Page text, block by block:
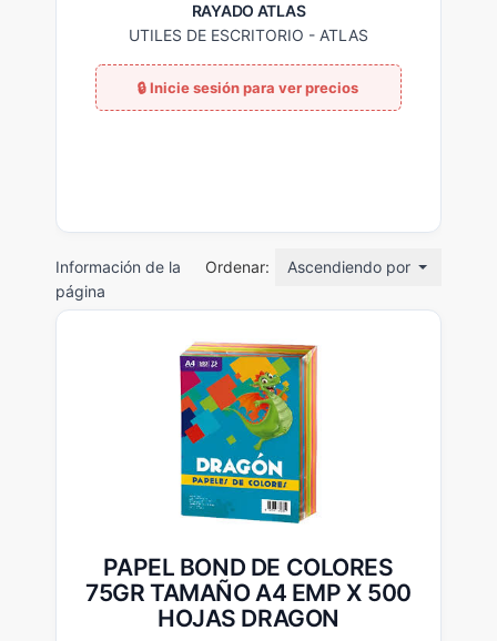
RAYADO ATLAS
UTILES DE ESCRITORIO - ATLAS
Ordenar: Ascendiendo por nombre
Información de la
página
PAPEL BOND DE COLORES
75GR TAMAÑO A4 EMP X 500
HOJAS DRAGON